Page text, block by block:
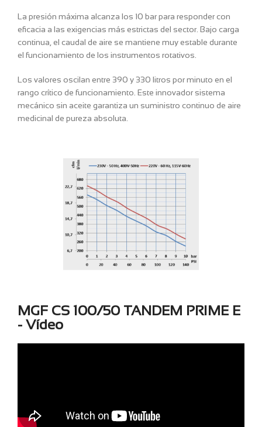
La presión máxima alcanza los 10 bar para responder con
eficacia a las exigencias más estrictas del sector. Bajo carga
continua, el caudal de aire se mantiene muy estable durante
el funcionamiento de los instrumentos rotativos.
Los valores oscilan entre 390 y 330 litros por minuto en el
rango crítico de funcionamiento. Este innovador sistema
mecánico sin aceite garantiza un suministro continuo de aire
medicinal de pureza absoluta.
MGF CS 100/50 TANDEM PRIME E
- Vídeo